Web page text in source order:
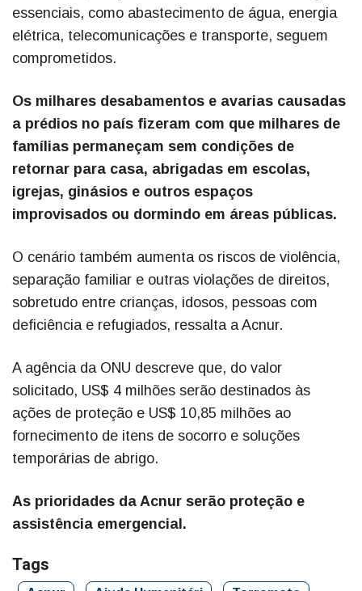
essenciais, como abastecimento de água, energia
elétrica, telecomunicações e transporte, seguem
comprometidos.
Os milhares desabamentos e avarias causadas
a prédios no país fizeram com que milhares de
famílias permaneçam sem condições de
retornar para casa, abrigadas em escolas,
igrejas, ginásios e outros espaços
improvisados ou dormindo em áreas públicas.
O cenário também aumenta os riscos de violência,
separação familiar e outras violações de direitos,
sobretudo entre crianças, idosos, pessoas com
deficiência e refugiados, ressalta a Acnur.
A agência da ONU descreve que, do valor
solicitado, US$ 4 milhões serão destinados às
ações de proteção e US$ 10,85 milhões ao
fornecimento de itens de socorro e soluções
temporárias de abrigo.
As prioridades da Acnur serão proteção e
assistência emergencial.
Tags